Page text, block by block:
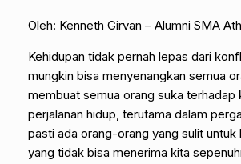
Oleh: Kenneth Girvan – Alumni SMA
Kehidupan tidak pernah lepas dari
mungkin bisa menyenangkan semua
membuat semua orang suka terhadap
perjalanan hidup, terutama dalam
pasti ada orang-orang yang sulit untuk
yang tidak bisa menerima kita